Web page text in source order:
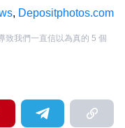
, Depositphotos.com
致我們一直信以為真的 5 個